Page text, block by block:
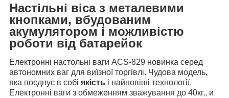
Настільні віса з металевими
кнопками, вбудованим
акумулятором і можливістю
роботи від батарейок
Електронні настольні ваги ACS-829 новинка серед
автономних ваг для виїзної торгівлі. Чудова модель,
яка поєднує в собі якість і найновіші технології.
Електронні ваги з обмеженням зважування до 40кг,, и